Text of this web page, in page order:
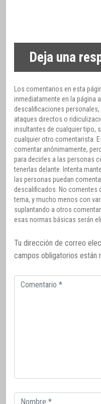
Deja una
Los comentarios en esta
inmediatamente en la página
descalificaciones
ataques directos o
insultantes de cualquier tipo,
cualquier otro comentarista.
comentar anónimamente,
para decirles a las personas
tenerlas delante. Intenta
las personas puedan
descalificados. No comentes
tema, y mucho menos con
suplantando a otros
esas normas básicas serán
Tu dirección de correo
campos obligatorios están
Comentario
Correo